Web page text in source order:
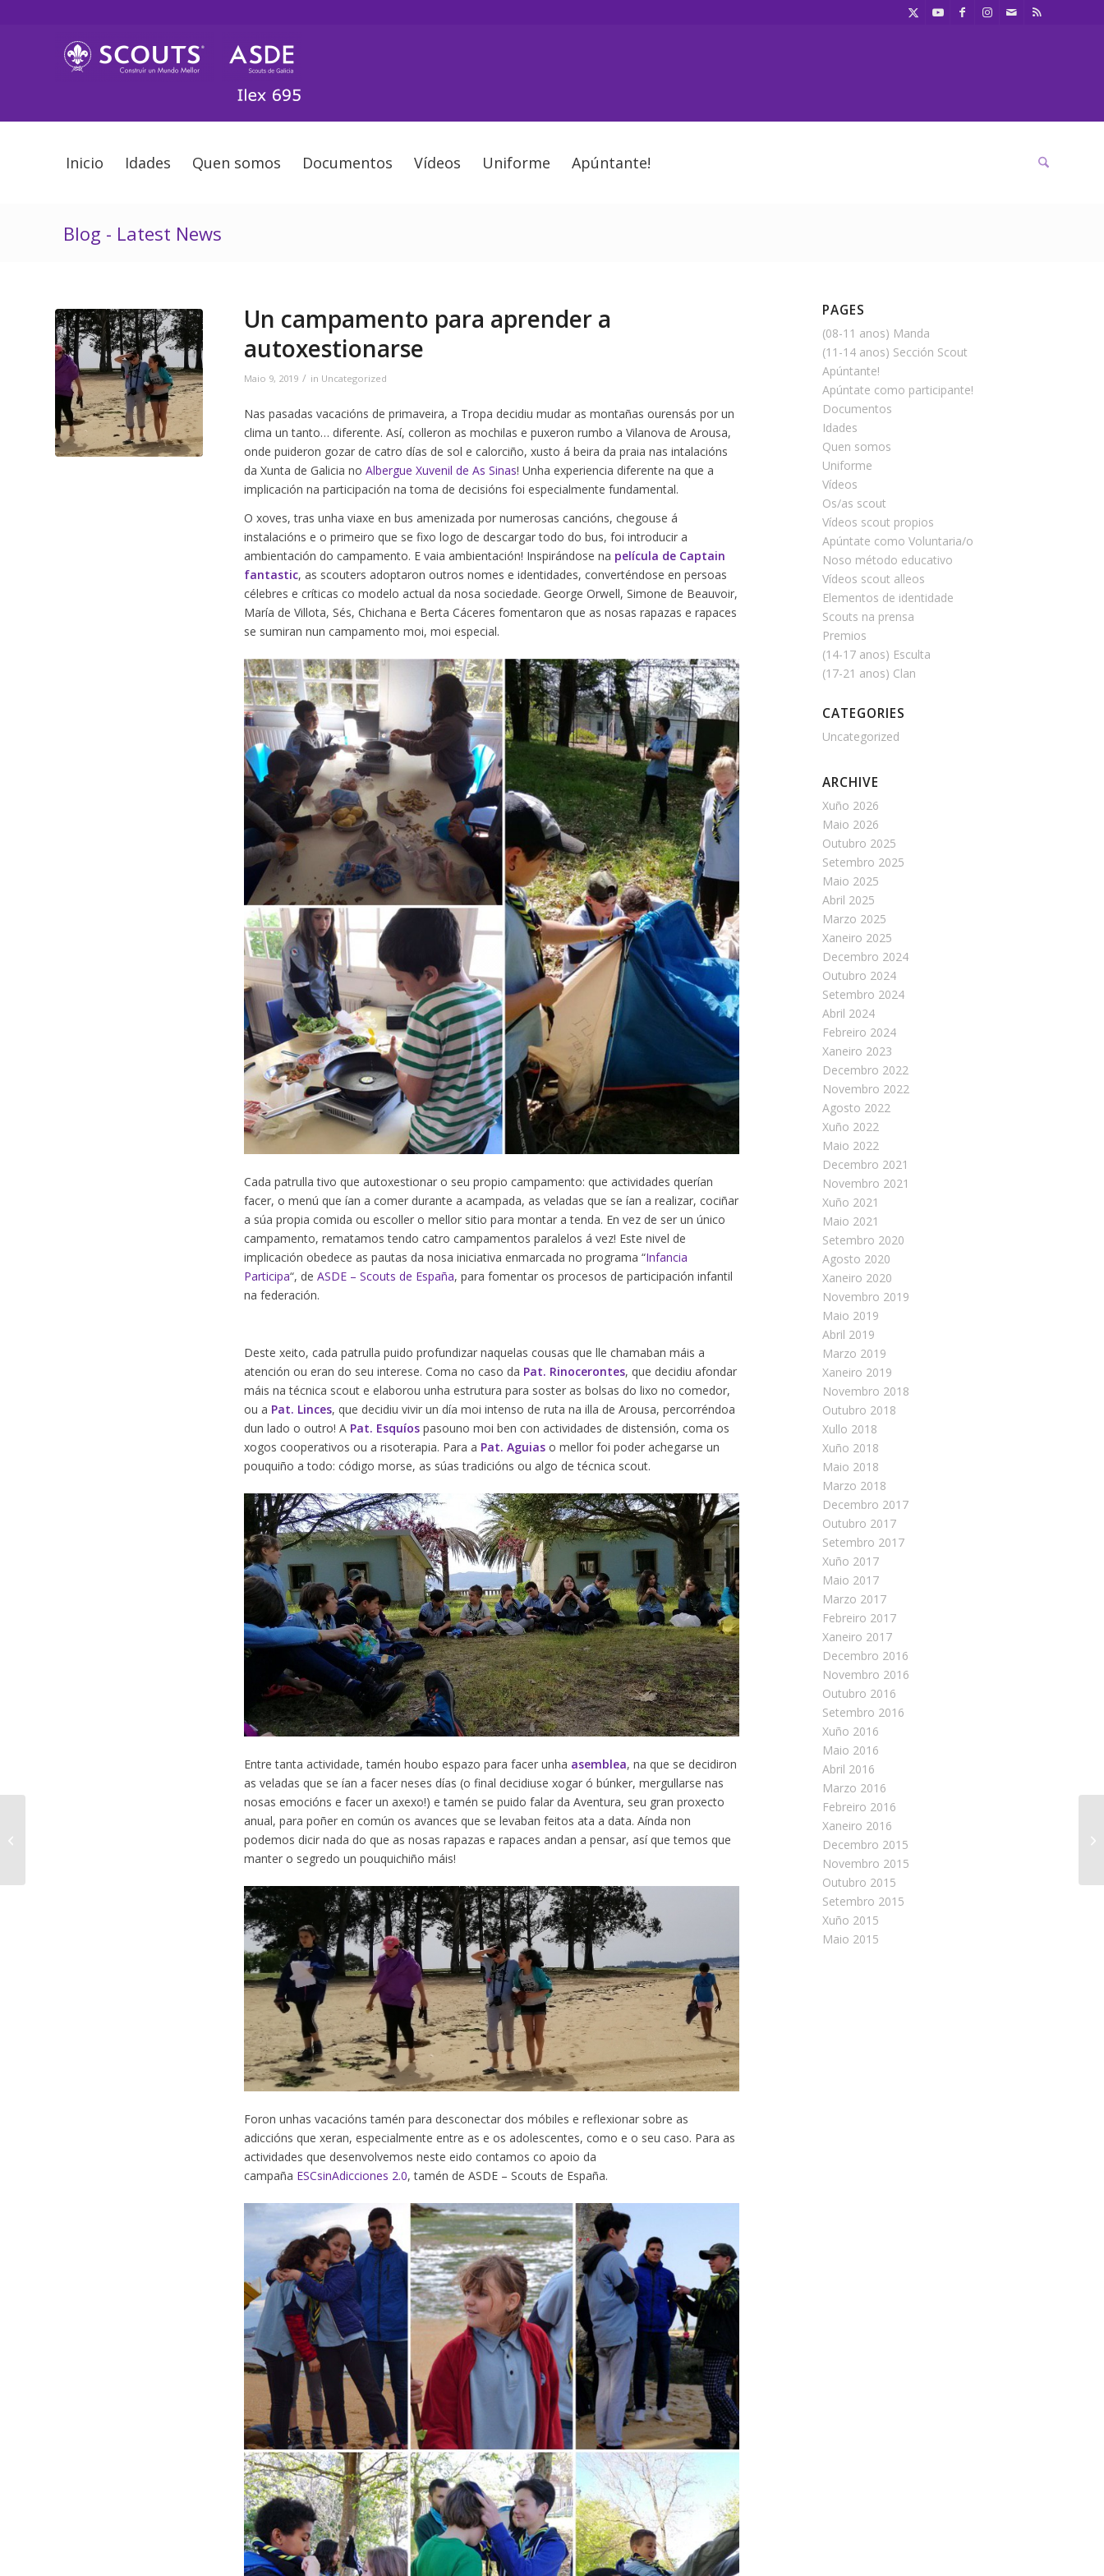
Inicio Idades Quen somos Documentos Vídeos Uniforme Apúntante!
Blog - Latest News
Un campamento para aprender a
autoxestionarse
Maio 9, 2019 / in Uncategorized
Nas pasadas vacacións de primaveira, a Tropa decidiu mudar as montañas ourensás por un
clima un tanto… diferente. Así, colleron as mochilas e puxeron rumbo a Vilanova de Arousa,
onde puideron gozar de catro días de sol e calorciño, xusto á beira da praia nas intalacións
da Xunta de Galicia no Albergue Xuvenil de As Sinas! Unha experiencia diferente na que a
implicación na participación na toma de decisións foi especialmente fundamental.
O xoves, tras unha viaxe en bus amenizada por numerosas cancións, chegouse á
instalacións e o primeiro que se fixo logo de descargar todo do bus, foi introducir a
ambientación do campamento. E vaia ambientación! Inspirándose na película de Captain
fantastic, as scouters adoptaron outros nomes e identidades, converténdose en persoas
célebres e críticas co modelo actual da nosa sociedade. George Orwell, Simone de Beauvoir,
María de Villota, Sés, Chichana e Berta Cáceres fomentaron que as nosas rapazas e rapaces
se sumiran nun campamento moi, moi especial.
Cada patrulla tivo que autoxestionar o seu propio campamento: que actividades querían
facer, o menú que ían a comer durante a acampada, as veladas que se ían a realizar, cociñar
a súa propia comida ou escoller o mellor sitio para montar a tenda. En vez de ser un único
campamento, rematamos tendo catro campamentos paralelos á vez! Este nivel de
implicación obedece as pautas da nosa iniciativa enmarcada no programa “Infancia
Participa“, de ASDE – Scouts de España, para fomentar os procesos de participación infantil
na federación.
Deste xeito, cada patrulla puido profundizar naquelas cousas que lle chamaban máis a
atención ou eran do seu interese. Coma no caso da Pat. Rinocerontes, que decidiu afondar
máis na técnica scout e elaborou unha estrutura para soster as bolsas do lixo no comedor,
ou a Pat. Linces, que decidiu vivir un día moi intenso de ruta na illa de Arousa, percorréndoa
dun lado o outro! A Pat. Esquíos pasouno moi ben con actividades de distensión, coma os
xogos cooperativos ou a risoterapia. Para a Pat. Aguias o mellor foi poder achegarse un
pouquiño a todo: código morse, as súas tradicións ou algo de técnica scout.
Entre tanta actividade, tamén houbo espazo para facer unha asemblea, na que se decidiron
as veladas que se ían a facer neses días (o final decidiuse xogar ó búnker, mergullarse nas
nosas emocións e facer un axexo!) e tamén se puido falar da Aventura, seu gran proxecto
anual, para poñer en común os avances que se levaban feitos ata a data. Aínda non
podemos dicir nada do que as nosas rapazas e rapaces andan a pensar, así que temos que
manter o segredo un pouquichiño máis!
Foron unhas vacacións tamén para desconectar dos móbiles e reflexionar sobre as
adiccións que xeran, especialmente entre as e os adolescentes, como e o seu caso. Para as
actividades que desenvolvemos neste eido contamos co apoio da
campaña ESCsinAdicciones 2.0, tamén de ASDE – Scouts de España.
PAGES
(08-11 anos) Manda
(11-14 anos) Sección Scout
Apúntante!
Apúntate como participante!
Documentos
Idades
Quen somos
Uniforme
Vídeos
Os/as scout
Vídeos scout propios
Apúntate como Voluntaria/o
Noso método educativo
Vídeos scout alleos
Elementos de identidade
Scouts na prensa
Premios
(14-17 anos) Esculta
(17-21 anos) Clan
CATEGORIES
Uncategorized
ARCHIVE
Xuño 2026
Maio 2026
Outubro 2025
Setembro 2025
Maio 2025
Abril 2025
Marzo 2025
Xaneiro 2025
Decembro 2024
Outubro 2024
Setembro 2024
Abril 2024
Febreiro 2024
Xaneiro 2023
Decembro 2022
Novembro 2022
Agosto 2022
Xuño 2022
Maio 2022
Decembro 2021
Novembro 2021
Xuño 2021
Maio 2021
Setembro 2020
Agosto 2020
Xaneiro 2020
Novembro 2019
Maio 2019
Abril 2019
Marzo 2019
Xaneiro 2019
Novembro 2018
Outubro 2018
Xullo 2018
Xuño 2018
Maio 2018
Marzo 2018
Decembro 2017
Outubro 2017
Setembro 2017
Xuño 2017
Maio 2017
Marzo 2017
Febreiro 2017
Xaneiro 2017
Decembro 2016
Novembro 2016
Outubro 2016
Setembro 2016
Xuño 2016
Maio 2016
Abril 2016
Marzo 2016
Febreiro 2016
Xaneiro 2016
Decembro 2015
Novembro 2015
Outubro 2015
Setembro 2015
Xuño 2015
Maio 2015